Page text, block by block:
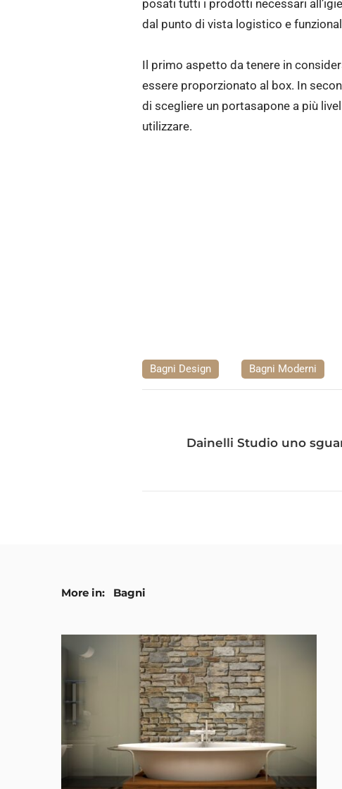
posati tutti i prodotti necessari
dal punto di vista logistico e
Il primo aspetto da tenere in
essere proporzionato al box. In
di scegliere un portasapone a più
utilizzare.
Bagni Design Bagni Moderni
Dainelli Studio uno
More in: Bagni